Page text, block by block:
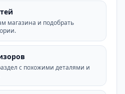
магазина и подобрать
с похожими деталями и